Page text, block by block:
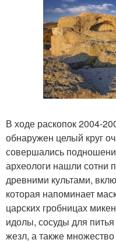
В ходе раскопок 2004-
обнаружен целый круг
совершались
археологи нашли сотни
древними культами,
которая напоминает
царских гробницах
идолы, сосуды для
жезл, а также множество